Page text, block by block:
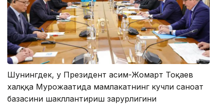
Шунингдек, у Президент Қасим-Жомарт Тоқаев
халққа Мурожаатида мамлакатнинг кучли саноат
базасини шакллантириш зарурлигини